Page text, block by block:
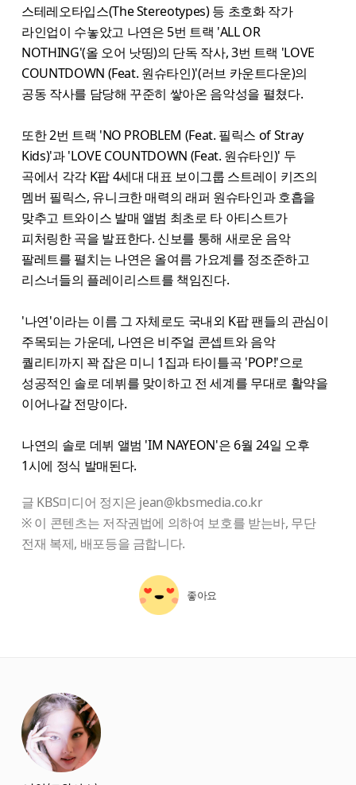
스테레오타입스(The Stereotypes) 등 초호화 작가
라인업이 수놓았고 나연은 5번 트랙 'ALL OR
NOTHING'(올 오어 낫띵)의 단독 작사, 3번 트랙 'LOVE
COUNTDOWN (Feat. 원슈타인)'(러브 카운트다운)의
공동 작사를 담당해 꾸준히 쌓아온 음악성을 펼쳤다.
또한 2번 트랙 'NO PROBLEM (Feat. 필릭스 of Stray
Kids)'과 'LOVE COUNTDOWN (Feat. 원슈타인)' 두
곡에서 각각 K팝 4세대 대표 보이그룹 스트레이 키즈의
멤버 필릭스, 유니크한 매력의 래퍼 원슈타인과 호흡을
맞추고 트와이스 발매 앨범 최초로 타 아티스트가
피처링한 곡을 발표한다. 신보를 통해 새로운 음악
팔레트를 펼치는 나연은 올여름 가요계를 정조준하고
리스너들의 플레이리스트를 책임진다.
'나연'이라는 이름 그 자체로도 국내외 K팝 팬들의 관심이
주목되는 가운데, 나연은 비주얼 콘셉트와 음악
퀄리티까지 꽉 잡은 미니 1집과 타이틀곡 'POP!'으로
성공적인 솔로 데뷔를 맞이하고 전 세계를 무대로 활약을
이어나갈 전망이다.
나연의 솔로 데뷔 앨범 'IM NAYEON'은 6월 24일 오후
1시에 정식 발매된다.
글 KBS미디어 정지은 jean@kbsmedia.co.kr
※ 이 콘텐츠는 저작권법에 의하여 보호를 받는바, 무단
전재 복제, 배포등을 금합니다.
좋아요